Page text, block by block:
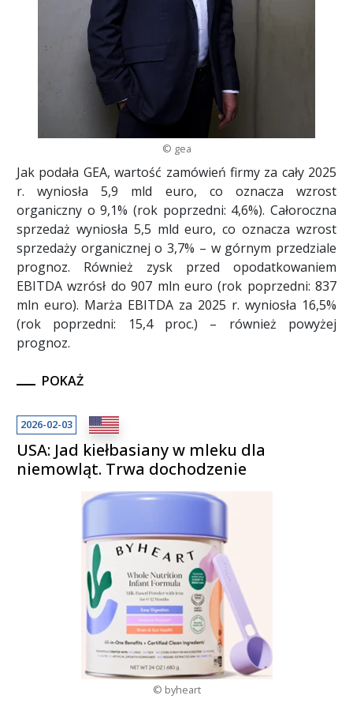
© gea
Jak podała GEA, wartość zamówień firmy za cały 2025
r. wyniosła 5,9 mld euro, co oznacza wzrost
organiczny o 9,1% (rok poprzedni: 4,6%). Całoroczna
sprzedaż wyniosła 5,5 mld euro, co oznacza wzrost
sprzedaży organicznej o 3,7% – w górnym przedziale
prognoz. Również zysk przed opodatkowaniem
EBITDA wzrósł do 907 mln euro (rok poprzedni: 837
mln euro). Marża EBITDA za 2025 r. wyniosła 16,5%
(rok poprzedni: 15,4 proc.) – również powyżej
prognoz.
POKAŻ
2026-02-03
USA: Jad kiełbasiany w mleku dla
niemowląt. Trwa dochodzenie
© byheart